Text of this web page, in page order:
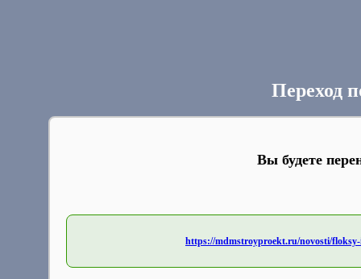
Переход
Вы будете
https://mdmstroyproekt.ru/novosti/